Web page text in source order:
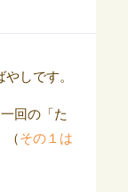
しです。
回の「た
（その１は